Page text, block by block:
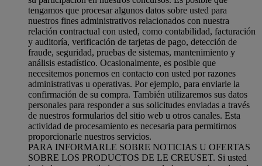
tengamos que procesar algunos datos sobre usted para
nuestros fines administrativos relacionados con nuestra
relación contractual con usted, como contabilidad, facturación
y auditoría, verificación de tarjetas de pago, detección de
fraude, seguridad, pruebas de sistemas, mantenimiento y
análisis estadístico. Ocasionalmente, es posible que
necesitemos ponernos en contacto con usted por razones
administrativas u operativas. Por ejemplo, para enviarle la
confirmación de su compra. También utilizaremos sus datos
personales para responder a sus solicitudes enviadas a través
de nuestros formularios del sitio web u otros canales. Esta
actividad de procesamiento es necesaria para permitirnos
proporcionarle nuestros servicios.
PARA INFORMARLE SOBRE NOTICIAS U OFERTAS
SOBRE LOS PRODUCTOS DE LE CREUSET. Si usted